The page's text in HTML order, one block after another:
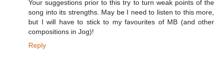
Your suggestions prior to this try to turn weak points of the
song into its strengths. May be I need to listen to this more,
but I will have to stick to my favourites of MB (and other
compositions in Jog)!
Reply